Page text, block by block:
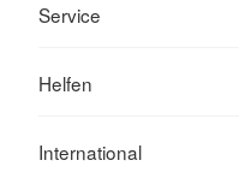
Service
Helfen
International